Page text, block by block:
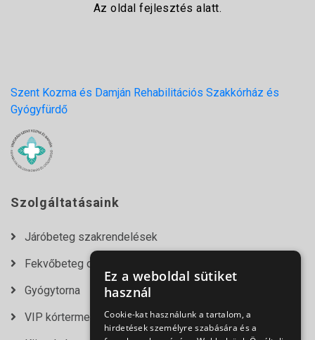
Az oldal fejlesztés alatt.
Szent Kozma és Damján Rehabilitációs Szakkórház és
Gyógyfürdő
Szolgáltatásaink
Járóbeteg szakrendelések
Fekvőbeteg osztályok
Gyógytorna
VIP kórtermek
Ez a weboldal sütiket
használ
Cookie-kat használunk a tartalom, a
hirdetések személyre szabására és a